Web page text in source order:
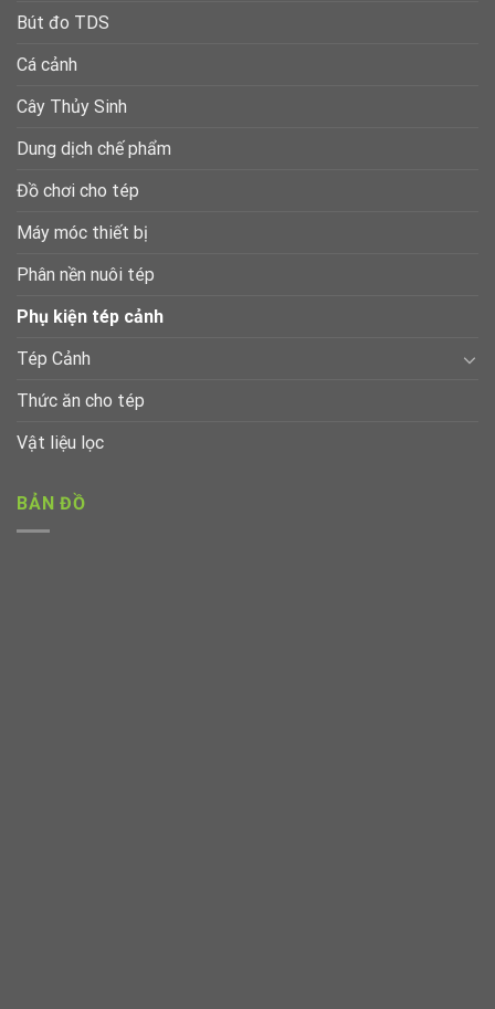
Bút đo TDS
Cá cảnh
Cây Thủy Sinh
Dung dịch chế phẩm
Đồ chơi cho tép
Máy móc thiết bị
Phân nền nuôi tép
Phụ kiện tép cảnh
Tép Cảnh
Thức ăn cho tép
Vật liệu lọc
BẢN ĐỒ